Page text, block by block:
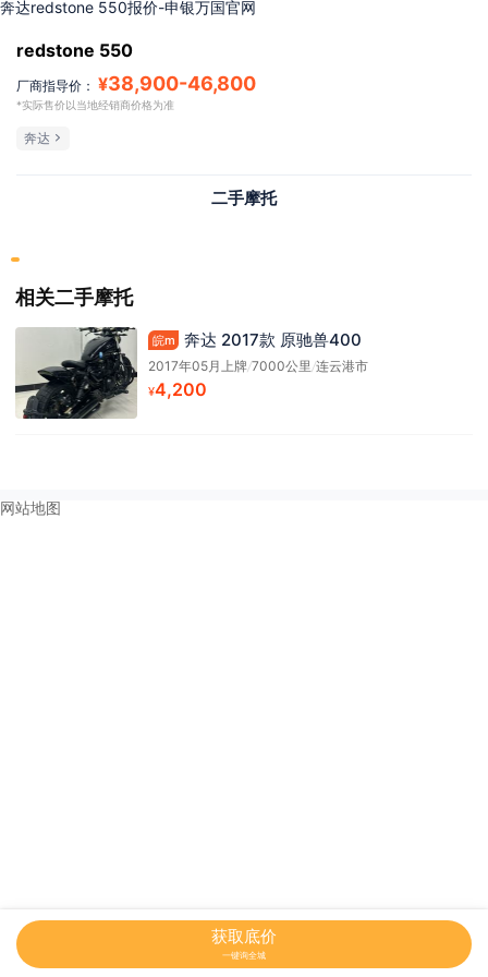
奔达redstone 550报价-申银万国官网
redstone 550
厂商指导价： ¥38,900-46,800
*实际售价以当地经销商价格为准
奔达
二手摩托
相关二手摩托
皖m 奔达 2017款 原驰兽400
2017年05月上牌/7000公里 /连云港市
¥4,200
获取底价
一键询全城
网站地图